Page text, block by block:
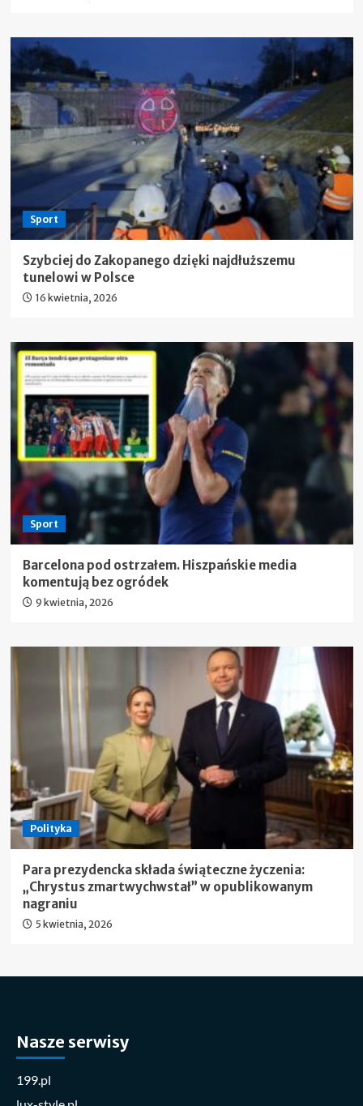
Sport
Szybciej do Zakopanego dzięki najdłuższemu
tunelowi w Polsce
16 kwietnia, 2026
Sport
Barcelona pod ostrzałem. Hiszpańskie media
komentują bez ogródek
9 kwietnia, 2026
Polityka
Para prezydencka składa świąteczne życzenia:
„Chrystus zmartwychwstał” w opublikowanym
nagraniu
5 kwietnia, 2026
Nasze serwisy
199.pl